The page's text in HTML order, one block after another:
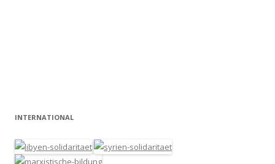
INTERNATIONAL